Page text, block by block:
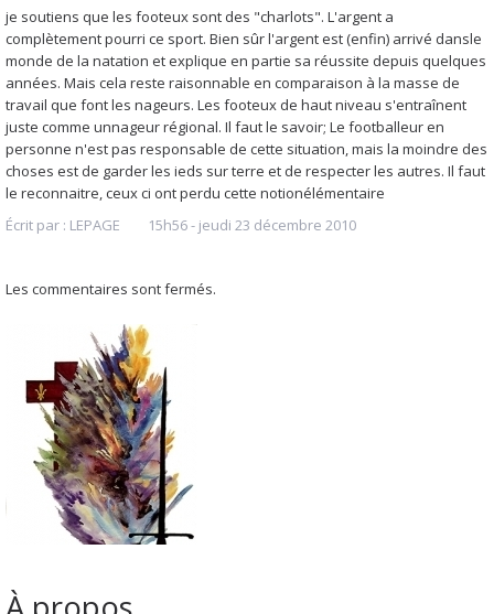
je soutiens que les footeux sont des "charlots". L'argent a
complètement pourri ce sport. Bien sûr l'argent est (enfin) arrivé dansle
monde de la natation et explique en partie sa réussite depuis quelques
années. Mais cela reste raisonnable en comparaison à la masse de
travail que font les nageurs. Les footeux de haut niveau s'entraînent
juste comme unnageur régional. Il faut le savoir; Le footballeur en
personne n'est pas responsable de cette situation, mais la moindre des
choses est de garder les ieds sur terre et de respecter les autres. Il faut
le reconnaitre, ceux ci ont perdu cette notionélémentaire
Écrit par : LEPAGE 15h56- jeudi 23 décembre 2010
Les commentaires sont fermés.